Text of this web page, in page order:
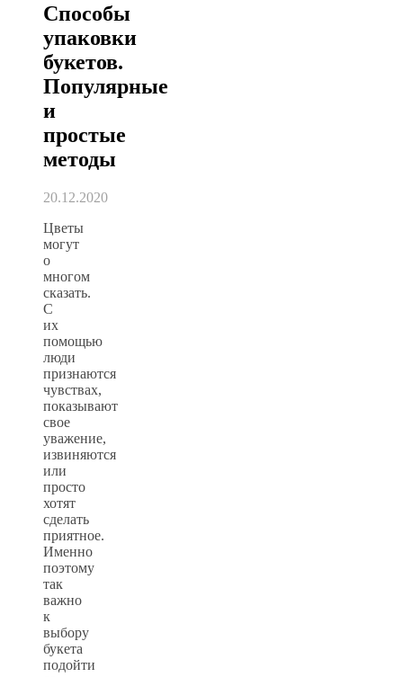
Способы
упаковки
букетов.
Популярные
и
простые
методы
20.12.2020
Цветы
могут
о
многом
сказать.
С
их
помощью
люди
признаются
чувствах,
показывают
свое
уважение,
извиняются
или
просто
хотят
сделать
приятное.
Именно
поэтому
так
важно
к
выбору
букета
подойти